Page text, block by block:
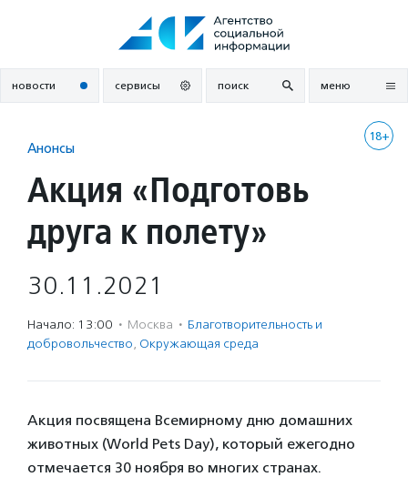
новости сервисы поиск меню
18+
Анонсы
Акция «Подготовь
друга к полету»
30.11.2021
Начало: 13:00 · Москва · Благотвори­тель­ность и
доброволь­чест­во, Окружающая среда
Акция посвящена Всемирному дню домашних
животных (World Pets Day), который ежегодно
отмечается 30 ноября во многих странах.